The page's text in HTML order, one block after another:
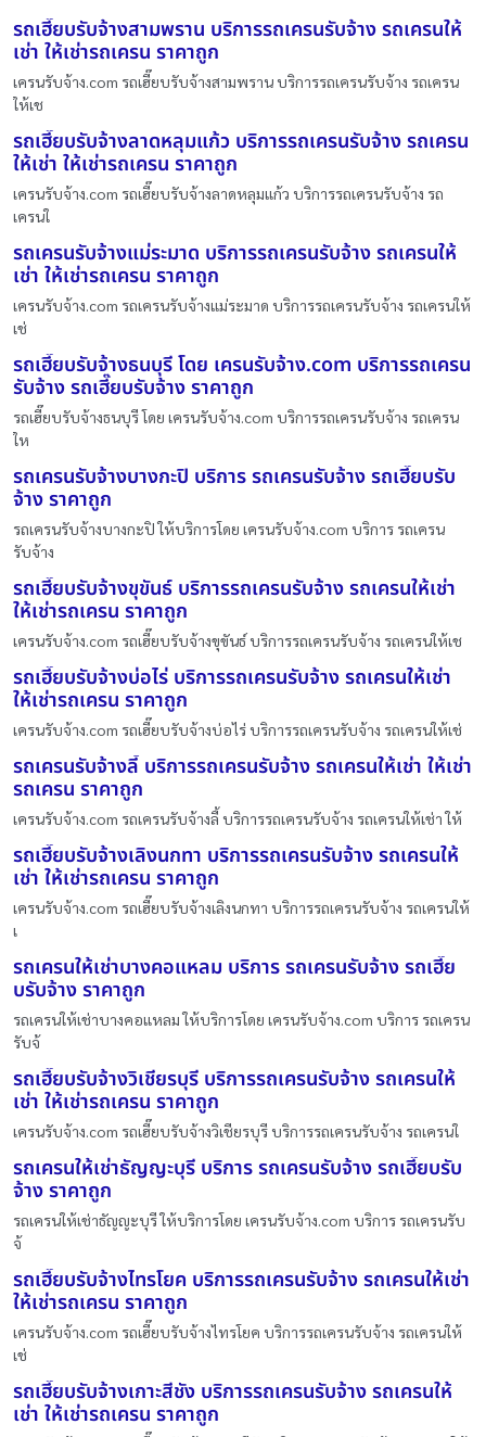
รถเฮี๊ยบรับจ้างสามพราน บริการรถเครนรับจ้าง รถเครนให้
เช่า ให้เช่ารถเครน ราคาถูก
เครนรับจ้าง.com รถเฮี๊ยบรับจ้างสามพราน บริการรถเครนรับจ้าง รถเครน
ให้เช
รถเฮี๊ยบรับจ้างลาดหลุมแก้ว บริการรถเครนรับจ้าง รถเครน
ให้เช่า ให้เช่ารถเครน ราคาถูก
เครนรับจ้าง.com รถเฮี๊ยบรับจ้างลาดหลุมแก้ว บริการรถเครนรับจ้าง รถ
เครนใ
รถเครนรับจ้างแม่ระมาด บริการรถเครนรับจ้าง รถเครนให้
เช่า ให้เช่ารถเครน ราคาถูก
เครนรับจ้าง.com รถเครนรับจ้างแม่ระมาด บริการรถเครนรับจ้าง รถเครนให้
เช่
รถเฮี๊ยบรับจ้างธนบุรี โดย เครนรับจ้าง.com บริการรถเครน
รับจ้าง รถเฮี๊ยบรับจ้าง ราคาถูก
รถเฮี๊ยบรับจ้างธนบุรี โดย เครนรับจ้าง.com บริการรถเครนรับจ้าง รถเครน
ให
รถเครนรับจ้างบางกะปิ บริการ รถเครนรับจ้าง รถเฮี๊ยบรับ
จ้าง ราคาถูก
รถเครนรับจ้างบางกะปิ ให้บริการโดย เครนรับจ้าง.com บริการ รถเครน
รับจ้าง
รถเฮี๊ยบรับจ้างขุขันธ์ บริการรถเครนรับจ้าง รถเครนให้เช่า
ให้เช่ารถเครน ราคาถูก
เครนรับจ้าง.com รถเฮี๊ยบรับจ้างขุขันธ์ บริการรถเครนรับจ้าง รถเครนให้เช
รถเฮี๊ยบรับจ้างบ่อไร่ บริการรถเครนรับจ้าง รถเครนให้เช่า
ให้เช่ารถเครน ราคาถูก
เครนรับจ้าง.com รถเฮี๊ยบรับจ้างบ่อไร่ บริการรถเครนรับจ้าง รถเครนให้เช่
รถเครนรับจ้างลี้ บริการรถเครนรับจ้าง รถเครนให้เช่า ให้เช่า
รถเครน ราคาถูก
เครนรับจ้าง.com รถเครนรับจ้างลี้ บริการรถเครนรับจ้าง รถเครนให้เช่า ให้
รถเฮี๊ยบรับจ้างเลิงนกทา บริการรถเครนรับจ้าง รถเครนให้
เช่า ให้เช่ารถเครน ราคาถูก
เครนรับจ้าง.com รถเฮี๊ยบรับจ้างเลิงนกทา บริการรถเครนรับจ้าง รถเครนให้
เ
รถเครนให้เช่าบางคอแหลม บริการ รถเครนรับจ้าง รถเฮี๊ย
บรับจ้าง ราคาถูก
รถเครนให้เช่าบางคอแหลม ให้บริการโดย เครนรับจ้าง.com บริการ รถเครน
รับจ้
รถเฮี๊ยบรับจ้างวิเชียรบุรี บริการรถเครนรับจ้าง รถเครนให้
เช่า ให้เช่ารถเครน ราคาถูก
เครนรับจ้าง.com รถเฮี๊ยบรับจ้างวิเชียรบุรี บริการรถเครนรับจ้าง รถเครนใ
รถเครนให้เช่าธัญญะบุรี บริการ รถเครนรับจ้าง รถเฮี๊ยบรับ
จ้าง ราคาถูก
รถเครนให้เช่าธัญญะบุรี ให้บริการโดย เครนรับจ้าง.com บริการ รถเครนรับ
จ้
รถเฮี๊ยบรับจ้างไทรโยค บริการรถเครนรับจ้าง รถเครนให้เช่า
ให้เช่ารถเครน ราคาถูก
เครนรับจ้าง.com รถเฮี๊ยบรับจ้างไทรโยค บริการรถเครนรับจ้าง รถเครนให้
เช่
รถเฮี๊ยบรับจ้างเกาะสีชัง บริการรถเครนรับจ้าง รถเครนให้
เช่า ให้เช่ารถเครน ราคาถูก